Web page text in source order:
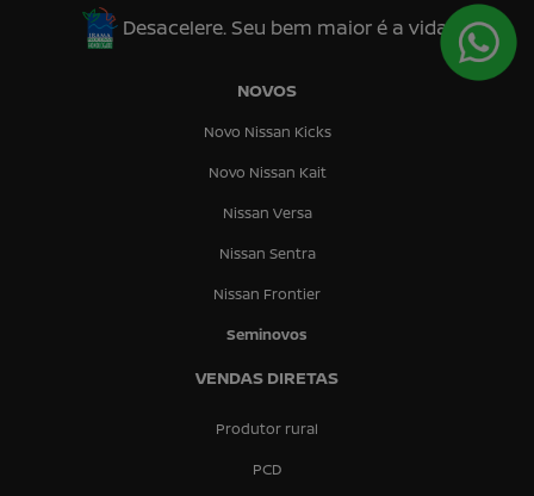
Desacelere. Seu bem maior é a vida.
NOVOS
Novo Nissan Kicks
Novo Nissan Kait
Nissan Versa
Nissan Sentra
Nissan Frontier
Seminovos
VENDAS DIRETAS
Produtor rural
PCD